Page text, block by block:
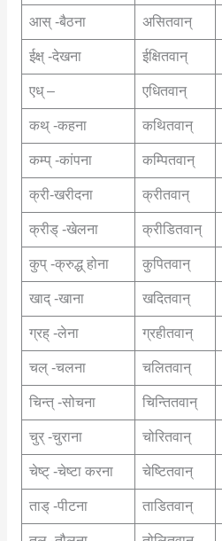
आस् -बैठना असितवान्
ईक्ष् -देखना ईक्षितवान्
एध् – एधितवान्
कथ् -कहना कथितवान्
कम्प् -कांपना कम्पितवान्
क्री-खरीदना क्रीतवान्
क्रीड् -खेलना क्रीडितवान्
कुप् -क्रुद्ध् होना कुपितवान्
खाद् -खाना खदितवान्
ग्रह् -लेना ग्रहीतवान्
चल् -चलना चलितवान्
चिन्त् -सोचना चिन्तितवान्
चुर् -चुराना चोरितवान्
चेष्ट् -चेष्टा करना चेष्टितवान्
ताड् -पीटना ताडितवान्